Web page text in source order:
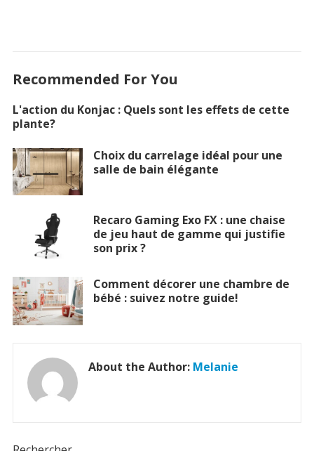
Recommended For You
L'action du Konjac : Quels sont les effets de cette
plante?
Choix du carrelage idéal pour une
salle de bain élégante
Recaro Gaming Exo FX : une chaise
de jeu haut de gamme qui justifie
son prix ?
Comment décorer une chambre de
bébé : suivez notre guide!
About the Author: Melanie